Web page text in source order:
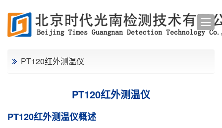
PT120红外测温仪
PT120红外测温仪
PT120红外测温仪概述